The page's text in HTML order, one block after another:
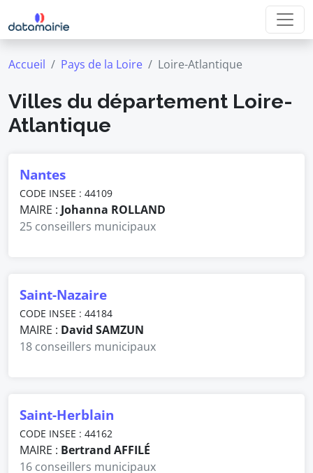
Accueil Pays de la Loire Loire-Atlantique
Villes du département Loire-
Atlantique
Nantes
CODE INSEE : 44109
MAIRE : Johanna ROLLAND
25 conseillers municipaux
Saint-Nazaire
CODE INSEE : 44184
MAIRE : David SAMZUN
18 conseillers municipaux
Saint-Herblain
CODE INSEE : 44162
MAIRE : Bertrand AFFILÉ
16 conseillers municipaux